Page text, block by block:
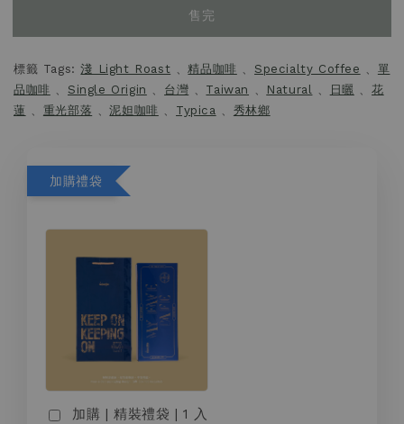
售完
標籤 Tags:淺 Light Roast 、精品咖啡 、 Specialty Coffee 、 單
品咖啡 、 Single Origin 、 台灣 、 Taiwan 、 Natural 、 日曬 、花
蓮 、 重光部落 、泥妲咖啡 、 Typica 、 秀林鄉
加購禮袋
加購 | 精裝禮袋 | 1 入